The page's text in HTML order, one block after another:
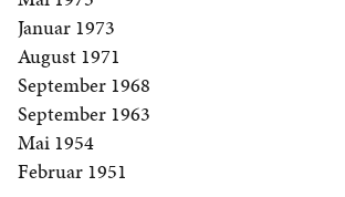
Januar 1973
August 1971
September 1968
September 1963
Mai 1954
Februar 1951